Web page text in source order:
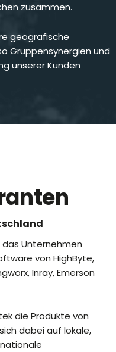
zusammen.
geografische
Gruppensynergien und
unserer Kunden
Unternehmen
von HighByte,
Inray, Emerson
die Produkte von
dabei auf lokale,